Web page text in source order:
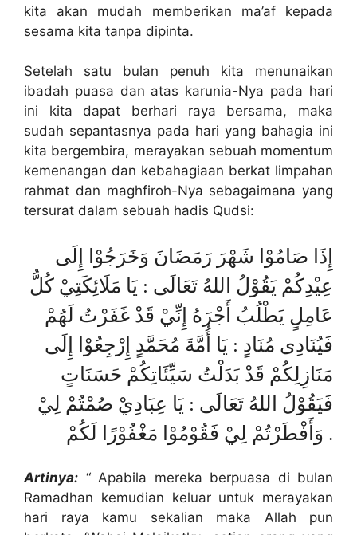
kita akan mudah memberikan ma’af kepada
sesama kita tanpa dipinta.
Setelah satu bulan penuh kita menunaikan
ibadah puasa dan atas karunia-Nya pada hari
ini kita dapat berhari raya bersama, maka
sudah sepantasnya pada hari yang bahagia ini
kita bergembira, merayakan sebuah momentum
kemenangan dan kebahagiaan berkat limpahan
rahmat dan maghfiroh-Nya sebagaimana yang
tersurat dalam sebuah hadis Qudsi:
إِذَا صَامُوْا شَهْرَ رَمَضَانَ وَخَرَجُوْا إِلَى
عِيْدِكُمْ يَقُوْلُ اللهُ تَعَالَى : يَا مَلَائِكَتِيْ كُلُّ
عَامِلٍ يَطْلُبُ أَجْرَهُ إِنِّيْ قَدْ غَفَرْتُ لَهُمْ
فَيُنَادِى مُنَادٍ : يَا أُمَّةَ مُحَمَّدٍ إِرْجِعُوْا إِلَى
مَنَازِلِكُمْ قَدْ بَدَلْتُ سَيِّئَاتِكُمْ حَسَنَاتٍ
فَيَقُوْلُ اللهُ تَعَالَى : يَا عِبَادِيْ صُمْتُمْ لِيْ
وَأَفْطَرْتُمْ لِيْ فَقُوْمُوْا مَغْفُوْرًا لَكُمْ .
Artinya: “ Apabila mereka berpuasa di bulan
Ramadhan kemudian keluar untuk merayakan
hari raya kamu sekalian maka Allah pun